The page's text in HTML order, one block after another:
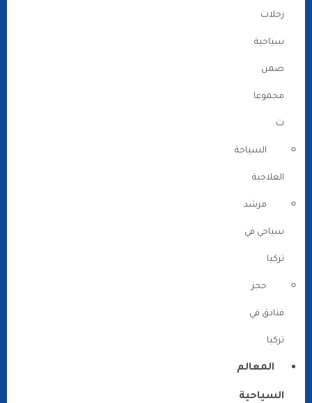
رحلات
سياحية
ضمن
مجموعا
ت
السياحة
العلاجية
مرشد
سياحي في
تركيا
حجز
فنادق في
تركيا
المعالم
السياحية